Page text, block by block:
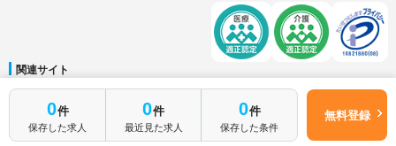
0件
保存した求人
0件
最近見た求人
0件
保存した条件
無料登録
関連サイト
マイナビDOCTOR│マイナビ看護師│マイナビ薬剤師│マイナビ保育士
運営会社
会社概要│ ご利用規約 個人情報保護方針 サイトマップ│お問い合わせ